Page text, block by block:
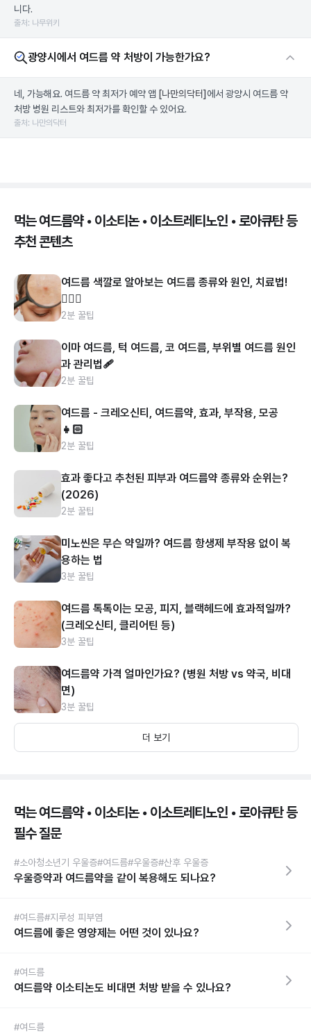
니다.
출처: 나무위키
광양시에서 여드름 약 처방이 가능한가요?
네, 가능해요. 여드름 약 최저가 예약 앱 [나만의닥터] 에서 광양시 여드름 약
처방 병원 리스트와 최저가를 확인할 수 있어요.
출처: 나만의닥터
먹는 여드름약 • 이소티논 • 이소트레티노인 • 로아큐탄 등
추천 콘텐츠
여드름 색깔로 알아보는 여드름 종류와 원인, 치료법!
👩🏻‍⚕️
2분 꿀팁
이마 여드름, 턱 여드름, 코 여드름, 부위별 여드름 원인
과 관리법🩹
2분 꿀팁
여드름 - 크레오신티, 여드름약, 효과, 부작용, 모공
👧🏻
2분 꿀팁
효과 좋다고 추천된 피부과 여드름약 종류와 순위는?
(2026)
2분 꿀팁
미노씬은 무슨 약일까? 여드름 항생제 부작용 없이 복
용하는 법
3분 꿀팁
여드름 톡톡이는 모공, 피지, 블랙헤드에 효과적일까?
(크레오신티, 클리어틴 등)
3분 꿀팁
여드름약 가격 얼마인가요? (병원 처방 vs 약국, 비대
면)
3분 꿀팁
더 보기
먹는 여드름약 • 이소티논 • 이소트레티노인 • 로아큐탄 등
필수 질문
#소아청소년기 우울증#여드름#우울증#산후 우울증
우울증약과 여드름약을 같이 복용해도 되나요?
#여드름#지루성 피부염
여드름에 좋은 영양제는 어떤 것이 있나요?
#여드름
여드름약 이소티논도 비대면 처방 받을 수 있나요?
#여드름